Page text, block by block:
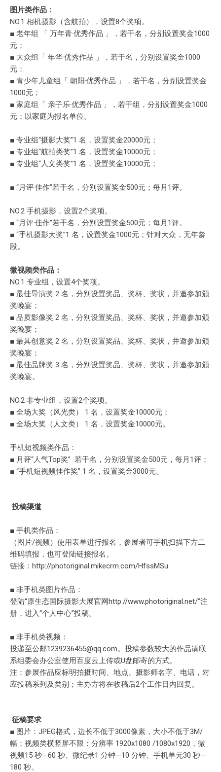
图片类作品：
NO.1 相机摄影（含航拍），设置8个奖项。
■ 老年组 「 万年青·优秀作品 」，若干名，分别设置奖金1000
元；
■ 大众组「 年华·优秀作品 」，若干名，分别设置奖金1000
元；
■ 青少年儿童组「 朝阳·优秀作品 」，若干名，分别设置奖金
1000元；
■ 家庭组「 亲子乐·优秀作品 」，若干组，分别设置奖金1000
元；以家庭为报名单位。
■ 专业组“摄影大奖”1 名，设置奖金20000元；
■ 专业组“航拍类奖”1 名，设置奖金10000元；
■ 专业组“人文类奖”1 名，设置奖金10000元；
■ “月评·佳作”若干名，分别设置奖金500元；每月1评。
NO.2 手机摄影，设置2个奖项。
■ “月评·佳作”若干名，分别设置奖金500元；每月1评。
■ “手机摄影大奖”1 名，设置奖金1000元；针对大众，无年龄
段。
微视频类作品：
NO.1 专业组，设置4个奖项。
■ 最佳导演奖 2 名，分别设置奖品、奖杯、奖状，并邀参加颁
奖晚宴；
■ 品质影像奖 2 名，分别设置奖品、奖杯、奖状，并邀参加颁
奖晚宴；
■ 最具创意奖 2 名，分别设置奖品、奖杯、奖状，并邀参加颁
奖晚宴；
■ 最佳品牌奖 3 名，分别设置奖品、奖杯、奖状，并邀参加颁
奖晚宴。
NO.2 非专业组，设置2个奖项。
■ 全场大奖（风光类） 1 名，设置奖金10000元；
■ 全场大奖（人文类） 1 名，设置奖金10000元。
手机短视频类作品：
■ 月评“人气Top奖” 若干名，分别设置奖金500元，每月1评；
■ “手机短视频佳作奖” 1 名，设置奖金3000元。
投稿渠道
■ 手机类作品：
（图片/视频）使用表单进行报名，参展者可手机扫描下方二
维码填报，也可登陆链接报名。
链接：http://photoriginal.mikecrm.com/HfssMSu
■ 非手机类图片作品：
登陆“原生态国际摄影大展官网http://www.photoriginal.net/”注
册，进入“个人中心”投稿。
■ 非手机类视频：
投递至公邮1239236455@qq.com。投稿参数较大的作品请联
系组委会办公室使用百度云上传或U盘邮寄的方式。
注：参展作品应标明拍摄时间、地点、摄影师名字、电话，对
应投稿系列及类别；主办方将在收稿后2个工作日内回复。
征稿要求
■ 图片：JPEG格式，边长不低于3000像素，大小不低于3M/
幅；视频类横竖屏不限：分辨率 1920x1080 /1080x1920，微
视频15 秒—60 秒、微纪录1 分钟—10 分钟、手机单元30 秒—
180 秒。